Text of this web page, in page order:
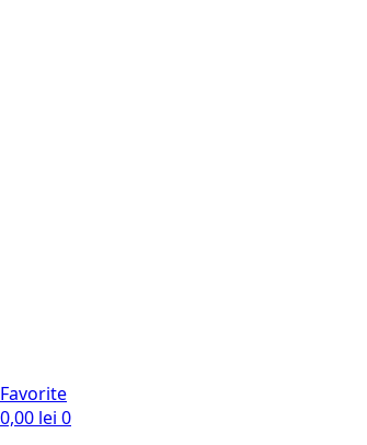
Favorite
0,00 lei 0